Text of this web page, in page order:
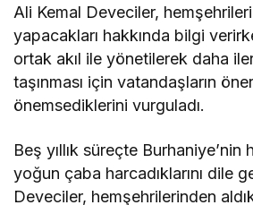
Ali Kemal Deveciler,
yapacakları hakkında bilgi
ortak akıl ile yönetilerek daha
taşınması için vatandaşların
önemsediklerini vurguladı.
Beş yıllık süreçte Burhaniye’nin
yoğun çaba harcadıklarını dile
Deveciler, hemşehrilerinden